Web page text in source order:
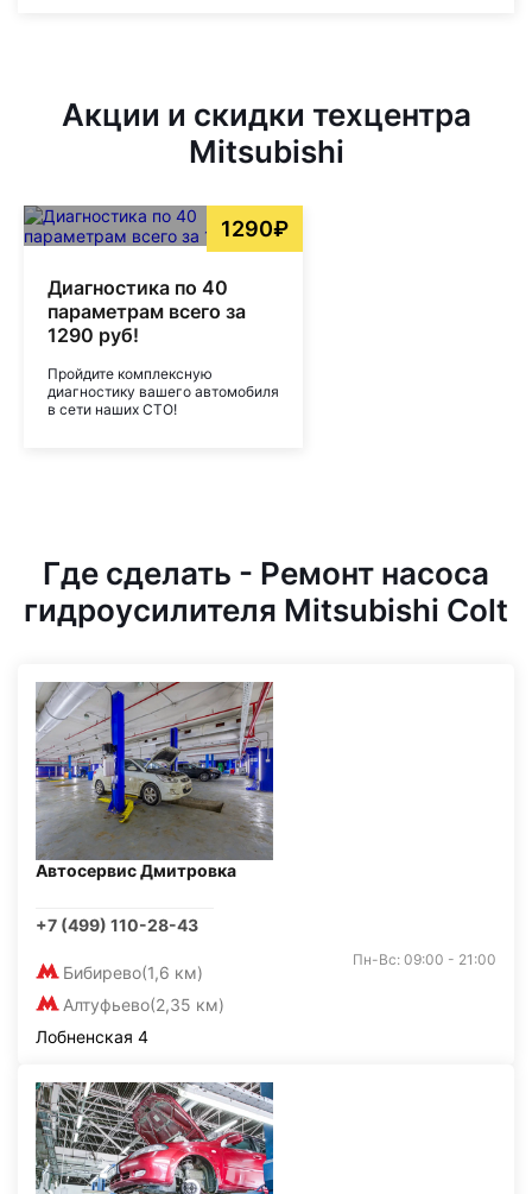
Акции и скидки техцентра
Mitsubishi
1290₽
Диагностика по 40
параметрам всего за
1290 руб!
Пройдите комплексную
диагностику вашего автомобиля
в сети наших СТО!
Где сделать - Ремонт насоса
гидроусилителя Mitsubishi Colt
Автосервис Дмитровка
+7 (499) 110-28-43
Бибирево(1,6 км)
Алтуфьево(2,35 км)
Пн-Вс: 09:00 - 21:00
Лобненская 4